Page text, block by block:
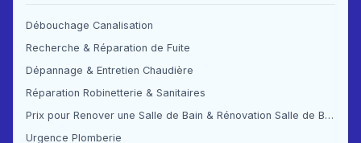
Débouchage Canalisation
Recherche & Réparation de Fuite
Dépannage & Entretien Chaudière
Réparation Robinetterie & Sanitaires
Prix pour Renover une Salle de Bain & Rénovation Salle de Bain Prix
Urgence Plomberie